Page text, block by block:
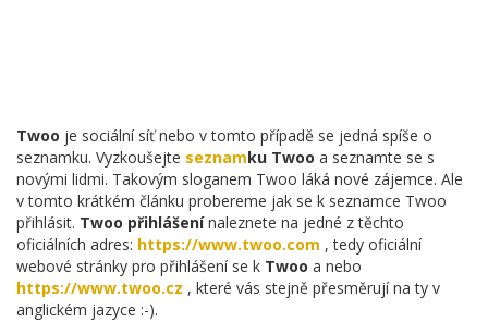
Twoo je sociální síť nebo v tomto případě se jedná spíše o
seznamku. Vyzkoušejte seznamku Twoo a seznamte se s
novými lidmi. Takovým sloganem Twoo láká nové zájemce. Ale
v tomto krátkém článku probereme jak se k seznamce Twoo
přihlásit. Twoo přihlášenínaleznete na jedné z těchto
oficiálních adres: https://www.twoo.com , tedy oficiální
webové stránky pro přihlášení se k Twoo a nebo
https://www.twoo.cz , které vás stejně přesměrují na ty v
anglickém jazyce :-).